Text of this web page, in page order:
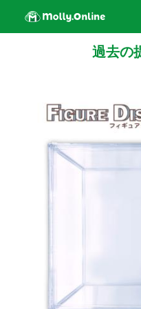
過去の